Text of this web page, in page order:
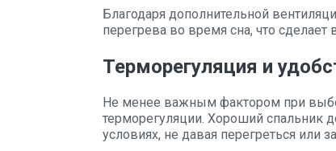
Благодаря дополнительной
перегрева во время сна, что
Терморегуляция и
Не менее важным фактором при
терморегуляции. Хороший спальник
условиях, не давая перегреться или